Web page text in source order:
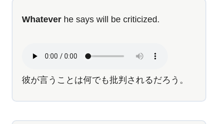
Whatever he says will be criticized.
彼が言うことは何でも批判されるだろう。